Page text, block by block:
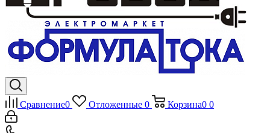
Сравнение0 Отложенные 0 Корзина0 0